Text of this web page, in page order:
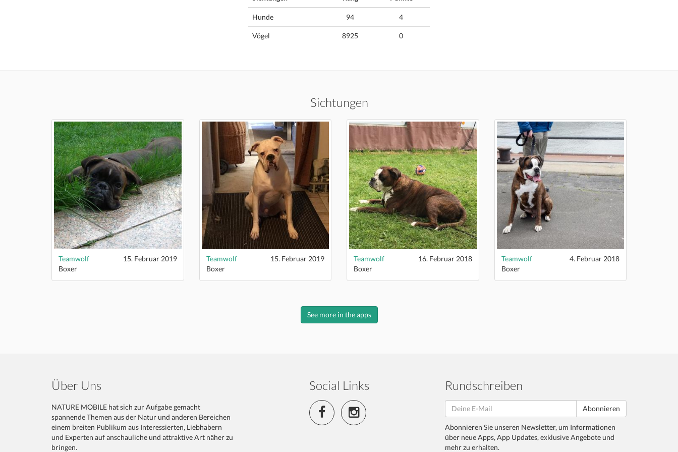
Hunde 94 4
Vögel 8925 0
Sichtungen
Teamwolf
15. Februar 2019
Boxer
Teamwolf
15. Februar 2019
Boxer
Teamwolf
16. Februar 2018
Boxer
Teamwolf
4. Februar 2018
Boxer
See more in the apps
Über Uns
NATURE MOBILE hat sich zur Aufgabe gemacht
spannende Themen aus der Natur und anderen Bereichen
einem breiten Publikum aus Interessierten, Liebhabern
und Experten auf anschauliche und attraktive Art näher zu
bringen.
Social Links Rundschreiben
Abonnieren
Abonnieren Sie unseren Newsletter, um Informationen
über neue Apps, App Updates, exklusive Angebote und
mehr zu erhalten.